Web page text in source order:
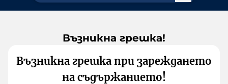
Възникна грешка!
Възникна грешка при зареждането
на съдържанието!